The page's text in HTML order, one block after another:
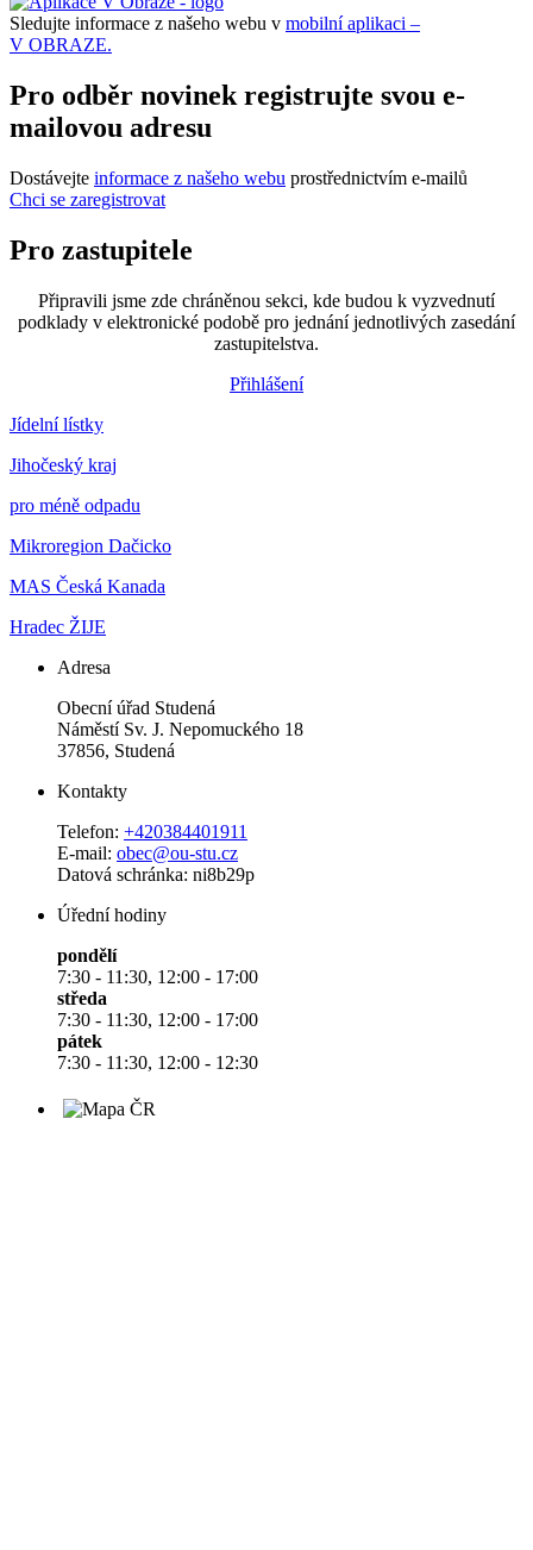
Sledujte informace z našeho webu v mobilní aplikaci –
V OBRAZE.
Pro odběr novinek registrujte svou e-
mailovou adresu
Dostávejte informace z našeho webu prostřednictvím e-mailů
Chci se zaregistrovat
Pro zastupitele
Připravili jsme zde chráněnou sekci, kde budou k vyzvednutí
podklady v elektronické podobě pro jednání jednotlivých zasedání
zastupitelstva.
Přihlášení
Jídelní lístky
Jihočeský kraj
pro méně odpadu
Mikroregion Dačicko
MAS Česká Kanada
Hradec ŽIJE
Adresa
Obecní úřad Studená
Náměstí Sv. J. Nepomuckého 18
37856, Studená
Kontakty
Telefon: +420384401911
E-mail: obec@ou-stu.cz
Datová schránka: ni8b29p
Úřední hodiny
pondělí
7:30 - 11:30, 12:00 - 17:00
středa
7:30 - 11:30, 12:00 - 17:00
pátek
7:30 - 11:30, 12:00 - 12:30